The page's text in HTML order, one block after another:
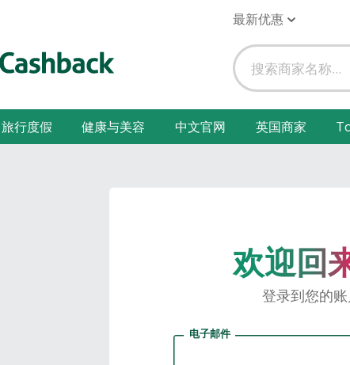
最新优惠
旅行度假 健康与美容 中文官网 英国商家
欢迎回
登录到您的账
电子邮件